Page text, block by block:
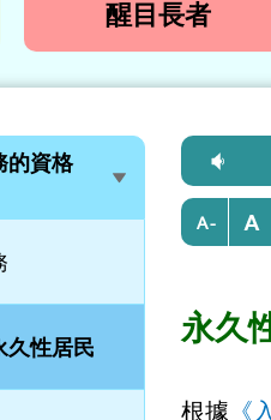
醒目長者
-
永久
根據 《
的資格
久性居民